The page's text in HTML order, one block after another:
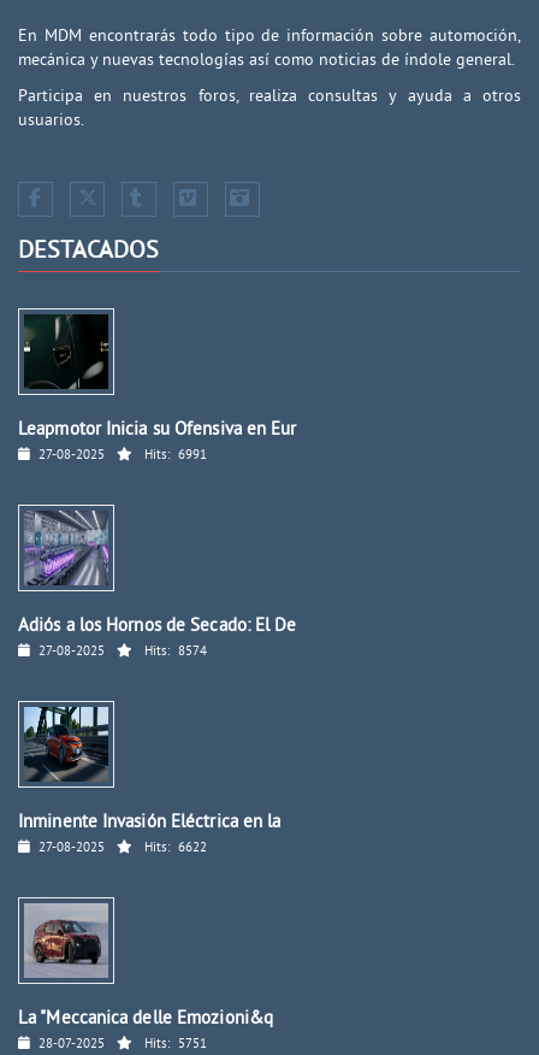
En MDM encontrarás todo tipo de información sobre automoción,
mecánica y nuevas tecnologías así como noticias de índole general.
Participa en nuestros foros, realiza consultas y ayuda a otros
usuarios.
DESTACADOS
Leapmotor Inicia su Ofensiva en Eur
27-08-2025 Hits: 6991
Adiós a los Hornos de Secado: El De
27-08-2025 Hits: 8574
Inminente Invasión Eléctrica en la
27-08-2025 Hits: 6622
La "Meccanica delle Emozioni&q
28-07-2025 Hits: 5751